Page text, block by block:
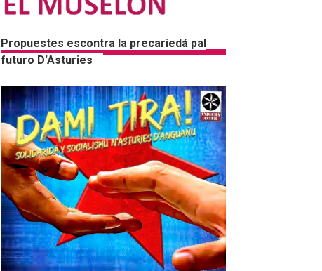
Propuestes escontra la precariedá pal
futuro D'Asturies